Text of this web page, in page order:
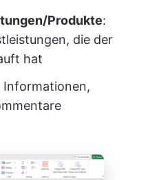
Produkte:
die der
hat
Informationen,